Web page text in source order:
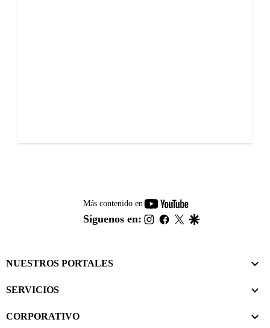
Más contenido en
youtube-
footer
Síguenos en: instagram
facebook
twitter
NUESTROS PORTALES
SERVICIOS
CORPORATIVO